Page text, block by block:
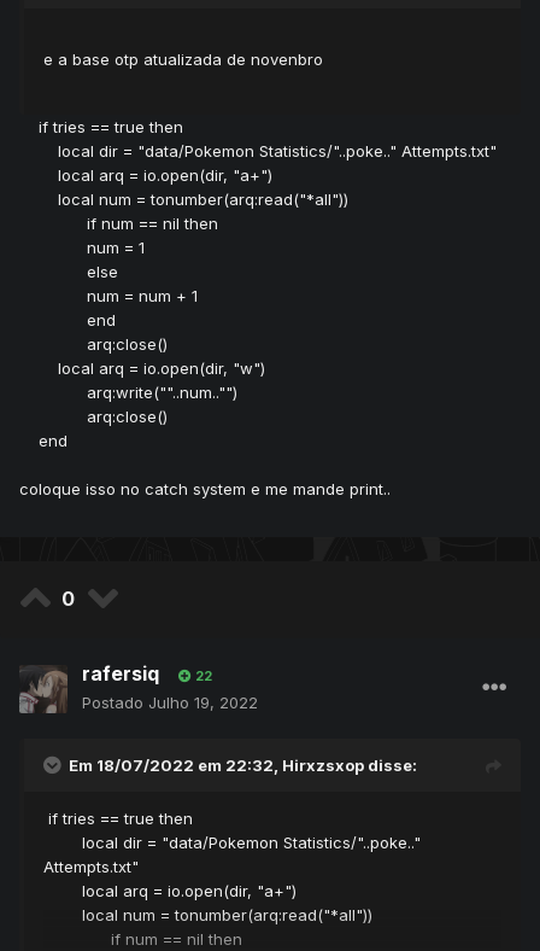
e a base otp atualizada de novenbro
if tries == true then
local dir = "data/Pokemon Statistics/"..poke.." Attempts.txt"
local arq = io.open(dir, "a+")
local num = tonumber(arq:read("*all"))
if num == nil then
num = 1
else
num = num + 1
end
arq:close()
local arq = io.open(dir, "w")
arq:write(""..num.."")
arq:close()
end
coloque isso no catch system e me mande print..
0
rafersiq 22
Postado Julho 19, 2022
Em 18/07/2022 em 22:32, Hirxzsxop disse:
if tries == true then
local dir = "data/Pokemon Statistics/"..poke.."
Attempts.txt"
local arq = io.open(dir, "a+")
local num = tonumber(arq:read("*all"))
if num == nil then